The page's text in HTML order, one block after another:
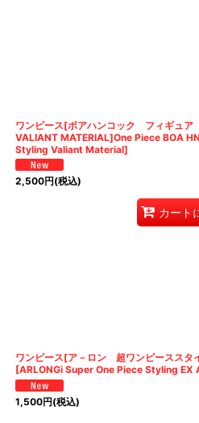
ワンピース[ボアハンコック フィギュ
VALIANT MATERIAL]One Piece BOA
Styling Valiant Material]
2,500円(税込)
カート
ワンピース[ア－ロン 超ワンピースス
[ARLONGi Super One Piece Styling EX
1,500円(税込)